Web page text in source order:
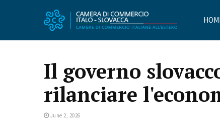
Il governo
rilanciare
June 2, 2026